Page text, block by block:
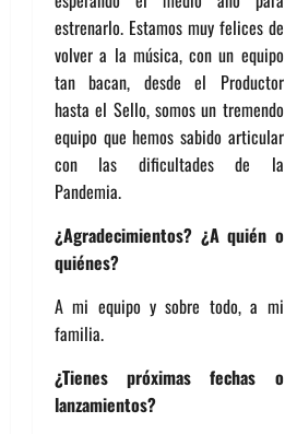
estrenarlo. Estamos muy felices de
volver a la música, con un equipo
tan bacan, desde el Productor
hasta el Sello, somos un tremendo
equipo que hemos sabido articular
con las dificultades de la
Pandemia.
¿Agradecimientos? ¿A quién o
quiénes?
A mi equipo y sobre todo, a mi
familia.
¿Tienes próximas fechas o
lanzamientos?